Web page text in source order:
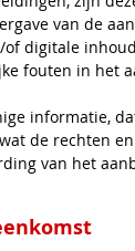
van de
digitale
fouten in het
informatie,
de rechten
van het